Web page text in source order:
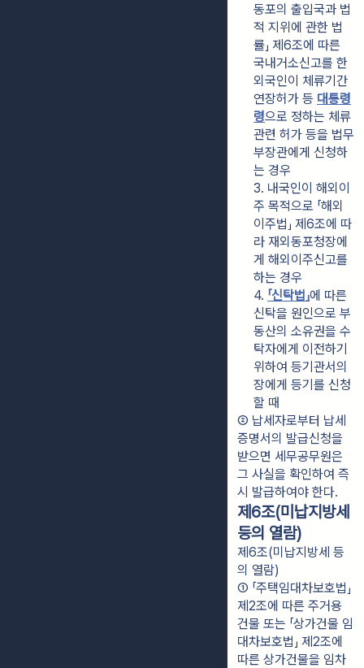
동포의 출입국과 법
적 지위에 관한 법
률」 제6조에 따른
국내거소신고를 한
외국인이 체류기간
연장허가 등 대통령
령으로 정하는 체류
관련 허가 등을 법무
부장관에게 신청하
는 경우
3. 내국인이 해외이
주 목적으로 「해외
이주법」 제6조에 따
라 재외동포청장에
게 해외이주신고를
하는 경우
4. 「신탁법」에 따른
신탁을 원인으로 부
동산의 소유권을 수
탁자에게 이전하기
위하여 등기관서의
장에게 등기를 신청
할 때
② 납세자로부터 납세
증명서의 발급신청을
받으면 세무공무원은
그 사실을 확인하여 즉
시 발급하여야 한다.
제6조(미납지방세
등의 열람)
제6조(미납지방세 등
의 열람)
① 「주택임대차보호법」
제2조에 따른 주거용
건물 또는 「상가건물 임
대차보호법」 제2조에
따른 상가건물을 임차